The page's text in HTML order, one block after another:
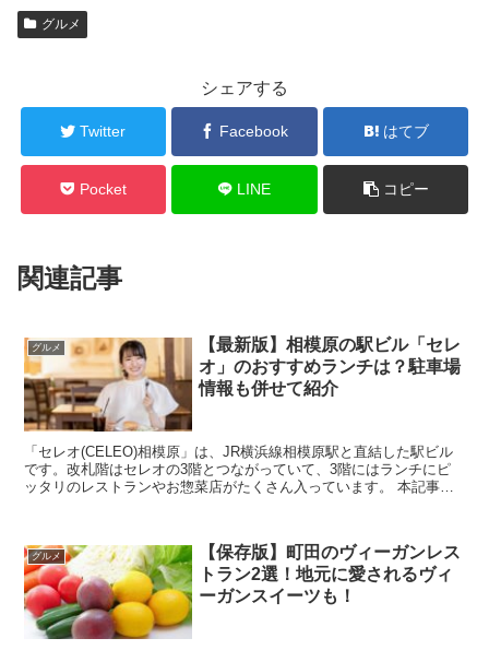
グルメ
シェアする
Twitter Facebook はてブ
Pocket LINE コピー
関連記事
グルメ
【最新版】相模原の駅ビル「セレ
オ」のおすすめランチは？駐車場
情報も併せて紹介
「セレオ(CELEO)相模原」は、JR横浜線相模原駅と直結した駅ビル
です。改札階はセレオの3階とつながっていて、3階にはランチにピ
ッタリのレストランやお惣菜店がたくさん入っています。 本記事で
グルメ
【保存版】町田のヴィーガンレス
トラン2選！地元に愛されるヴィ
ーガンスイーツも！